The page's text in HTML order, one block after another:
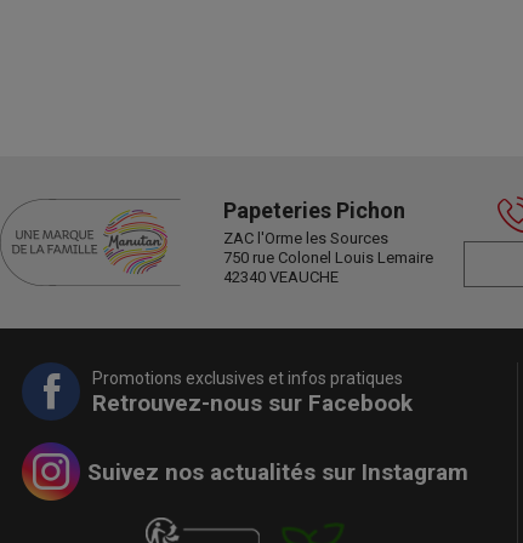
Papeteries Pichon
ZAC l'Orme les Sources
750 rue Colonel Louis Lemaire
42340 VEAUCHE
Promotions exclusives et infos pratiques
Retrouvez-nous sur Facebook
Suivez nos actualités sur Instagram